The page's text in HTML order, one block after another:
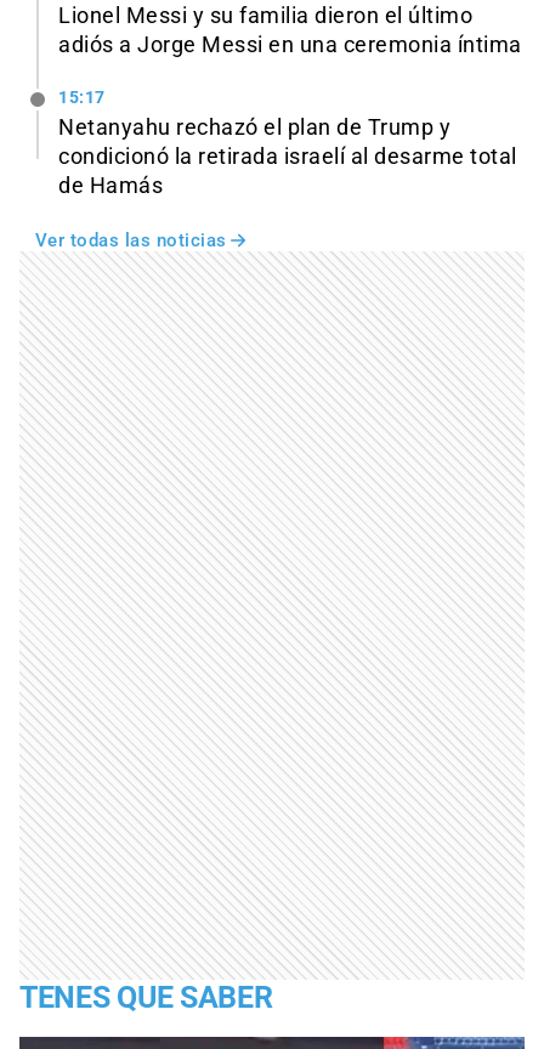
Lionel Messi y su familia dieron el último
adiós a Jorge Messi en una ceremonia íntima
15:17
Netanyahu rechazó el plan de Trump y
condicionó la retirada israelí al desarme total
de Hamás
Ver todas las noticias
TENES QUE SABER